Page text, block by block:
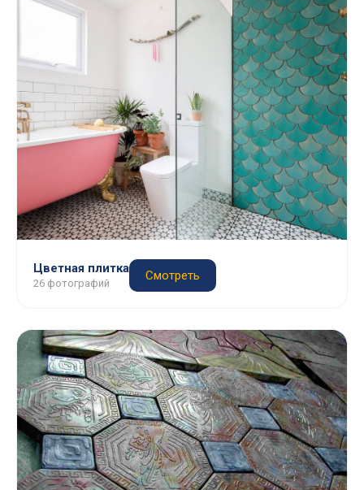
Цветная плитка
26 фотографий
Смотреть